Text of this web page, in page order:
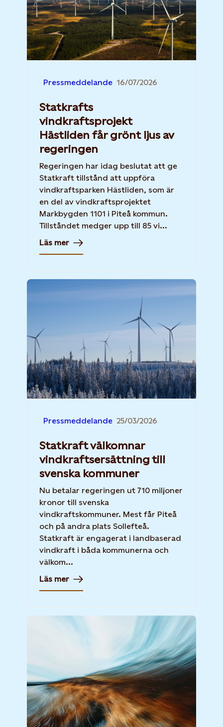
Pressmeddelande 16/07/2026
Statkrafts
vindkraftsprojekt
Hästliden får grönt ljus av
regeringen
Regeringen har idag beslutat att ge
Statkraft tillstånd att uppföra
vindkraftsparken Hästliden, som är
en del av vindkraftsprojektet
Markbygden 1101 i Piteå kommun.
Tillståndet medger upp till 85 vi...
Läs mer
Pressmeddelande 25/03/2026
Statkraft välkomnar
vindkraftsersättning till
svenska kommuner
Nu betalar regeringen ut 710 miljoner
kronor till svenska
vindkraftskommuner. Mest får Piteå
och på andra plats Sollefteå.
Statkraft är engagerat i landbaserad
vindkraft i båda kommunerna och
välkom...
Läs mer